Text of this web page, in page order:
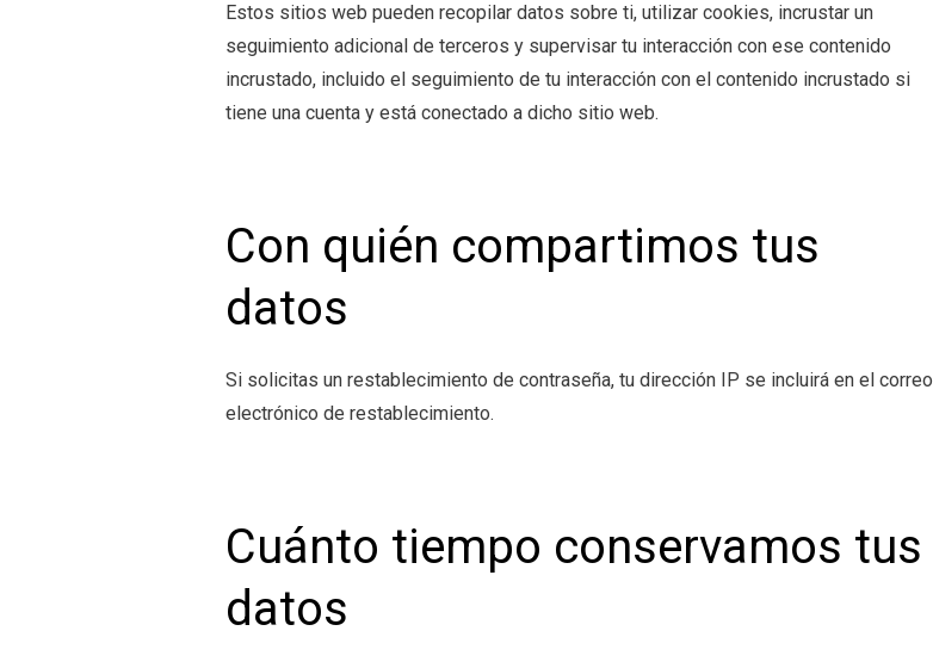
Estos sitios web pueden recopilar datos sobre ti, utilizar cookies, incrustar un
seguimiento adicional de terceros y supervisar tu interacción con ese contenido
incrustado, incluido el seguimiento de tu interacción con el contenido incrustado si
tiene una cuenta y está conectado a dicho sitio web.
Con quién compartimos tus
datos
Si solicitas un restablecimiento de contraseña, tu dirección IP se incluirá en el correo
electrónico de restablecimiento.
Cuánto tiempo conservamos tus
datos